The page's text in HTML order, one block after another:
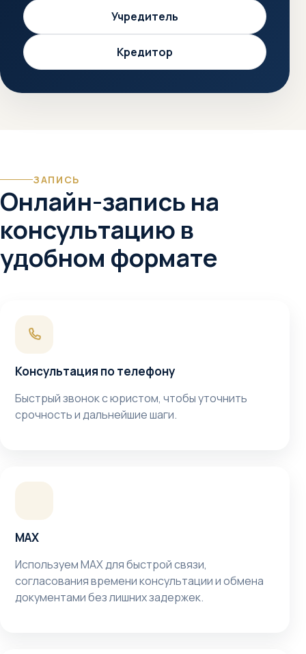
Учредитель
Кредитор
ЗАПИСЬ
Онлайн-запись на
консультацию в
удобном формате
Консультация по телефону
Быстрый звонок с юристом, чтобы уточнить
срочность и дальнейшие шаги.
MAX
Используем MAX для быстрой связи,
согласования времени консультации и обмена
документами без лишних задержек.